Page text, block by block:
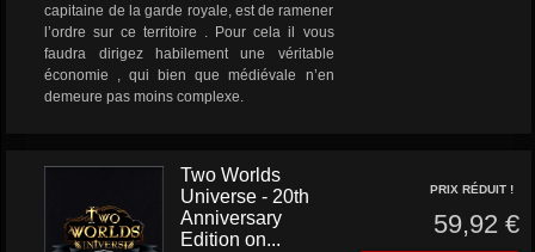
capitaine de la garde royale, est de ramener
l’ordre sur ce territoire . Pour cela il vous
faudra dirigez habilement une véritable
économie , qui bien que médiévale n’en
demeure pas moins complexe.
Two Worlds
Universe - 20th
Anniversary
Edition on...
PRIX RÉDUIT !
59,92 €